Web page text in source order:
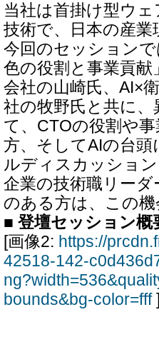
当社は首掛け型ウ
技術で、日本の産
今回のセッション
色の役割と事業貢
会社の山崎氏、AI×
社の牧野氏と共に
て、CTOの役割や
方、そしてAIの台
ルディスカッション
企業の技術職リー
のある方は、この
■ 登壇セッション概
[画像2: https://
42518-142-
bounds&bg-color=fff]